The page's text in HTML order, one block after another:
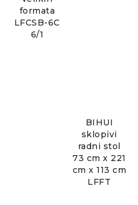
formata
LFCSB-6C
6/1
BIHUI
sklopivi
radni stol
73 cm x 221
cm x 113 cm
LFFT